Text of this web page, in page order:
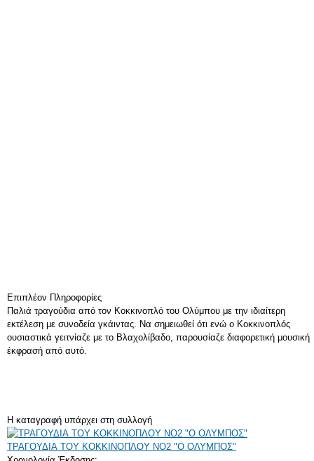
Επιπλέον Πληροφορίες
Παλιά τραγούδια από τον Κοκκινοπλό του Ολύμπου με την ιδιαίτερη
εκτέλεση με συνοδεία γκάιντας. Να σημειωθεί ότι ενώ ο Κοκκινοπλός
ουσιαστικά γειτνίαζε με το Βλαχολίβαδο, παρουσίαζε διαφορετική μουσική
έκφρασή από αυτό.
Η καταγραφή υπάρχει στη συλλογή
ΤΡΑΓΟΥΔΙΑ ΤΟΥ ΚΟΚΚΙΝΟΠΛΟΥ NO2 "Ο ΟΛΥΜΠΟΣ"